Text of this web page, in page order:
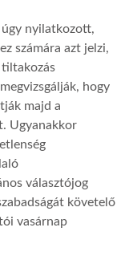
úgy nyilatkozott,
számára azt jelzi,
tiltakozás
hogy
majd a
Ugyanakkor
választójog
követelő
vasárnap